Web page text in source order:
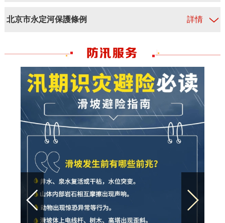
北京市永定河保護條例 詳情